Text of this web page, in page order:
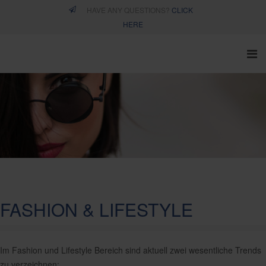
CLICK
HERE
FASHION & LIFESTYLE
Im Fashion und Lifestyle Bereich sind aktuell zwei wesentliche Trends